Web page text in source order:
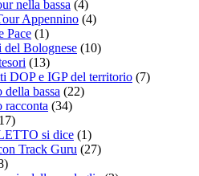
nella bassa (4)
Appennino (4)
Pace (1)
del Bolognese (10)
(13)
DOP e IGP del territorio (7)
bassa (22)
racconta (34)
si dice (1)
Track Guru (27)